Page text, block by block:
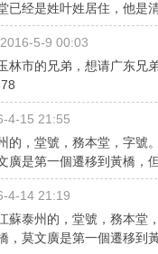
已经是姓叶姓居住，他是
2016-5-9 00:03
林市的兄弟，想请广东兄
4-15 21:55
的，堂號，務本堂，字號
廣是第一個遷移到黃橋，
4-14 21:19
蘇泰州的，堂號，務本堂
，莫文廣是第一個遷移到